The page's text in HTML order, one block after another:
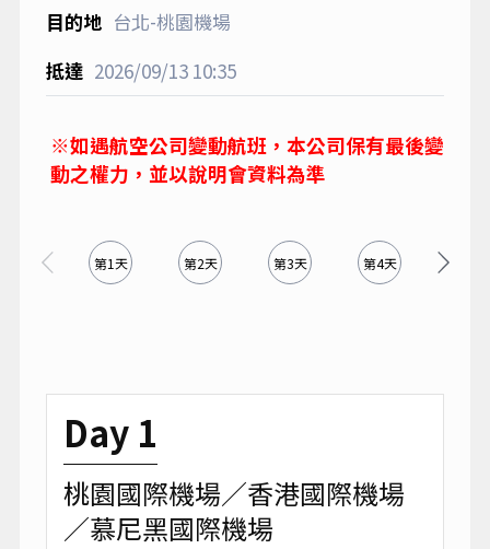
台北-桃園機場
2026/09/1310:35
※如遇航空公司變動航班，本公司保有最後變
動之權力，並以說明會資料為準
第1天 第2天 第3天 第4天
Day 1
桃園國際機場／香港國際機場
／慕尼黑國際機場